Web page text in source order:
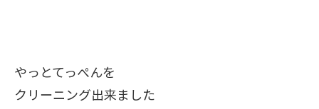
やっとてっぺんを
クリーニング出来ました